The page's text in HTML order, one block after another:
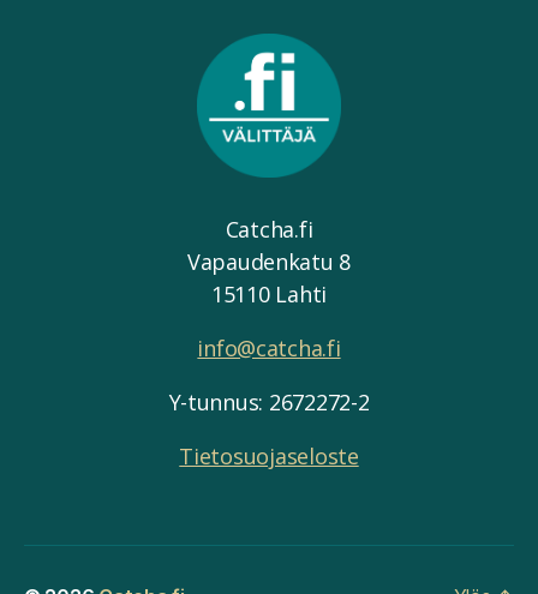
Catcha.fi
Vapaudenkatu 8
15110 Lahti
info@catcha.fi
Y-tunnus: 2672272-2
Tietosuojaseloste